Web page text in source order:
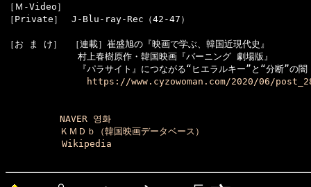
［Ｍ-Video］
［お ま け］　［連載］崔盛旭の『映画で学ぶ、韓国近現代史』
村上春樹原作・韓国映画『バーニング 劇場版』
『パラサイト』につながる“ヒエラルキー”と“分断”の闇
https://www.cyzowoman.com/2020/06/
NAVER 영화
ＫＭＤｂ（韓国映画データベース）
Wikipedia